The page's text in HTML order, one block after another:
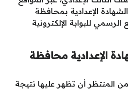
الإعدادية بمحافظة
الرسمي للبوابة الإلكترونية
الإعدادية محافظة
المنتظر أن تظهر عليها نتيجة